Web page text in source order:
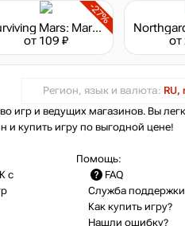
-27%
Surviving Mars: Marsvision Song Contest
от 109 ₽
от
Регион, язык и валюта: RU,
игр и ведущих магазинов. Вы
и купить игру по выгодной цене!
с
Помощь:
FAQ
Служба поддержки
Как купить игру?
Нашли ошибку?